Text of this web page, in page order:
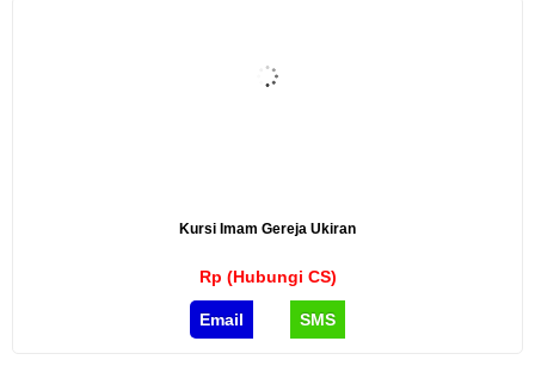
Kursi Imam Gereja Ukiran
Rp (Hubungi CS)
Email SMS